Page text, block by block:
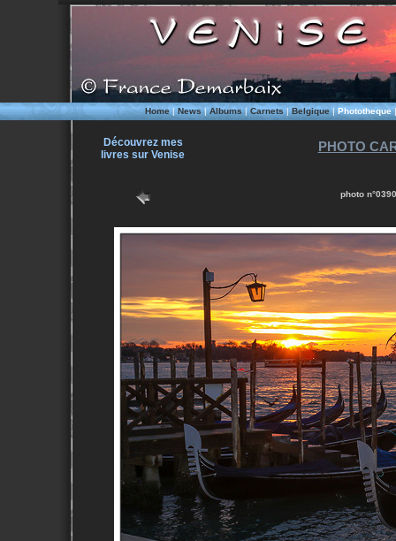
Home|News|Albums|Carnets|Belgique|Phototheque
Découvrez mes
livres sur Venise
PHOTO
photo